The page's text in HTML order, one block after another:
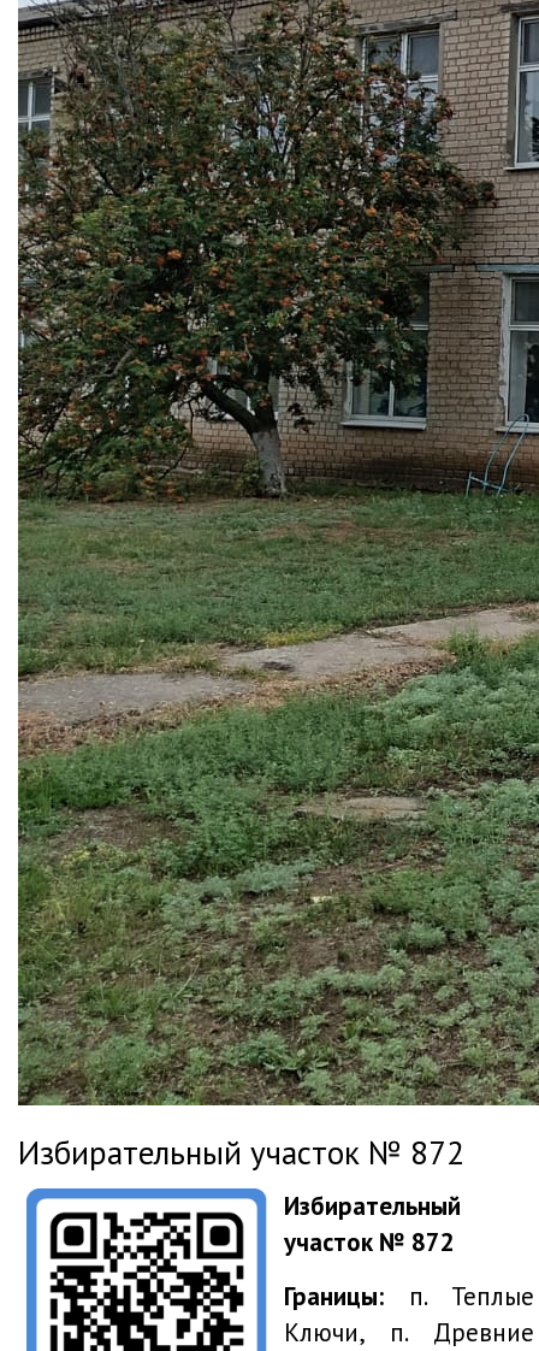
Избирательный участок № 872
Избирательный
участок № 872
Границы: п. Теплые
Ключи, п. Древние